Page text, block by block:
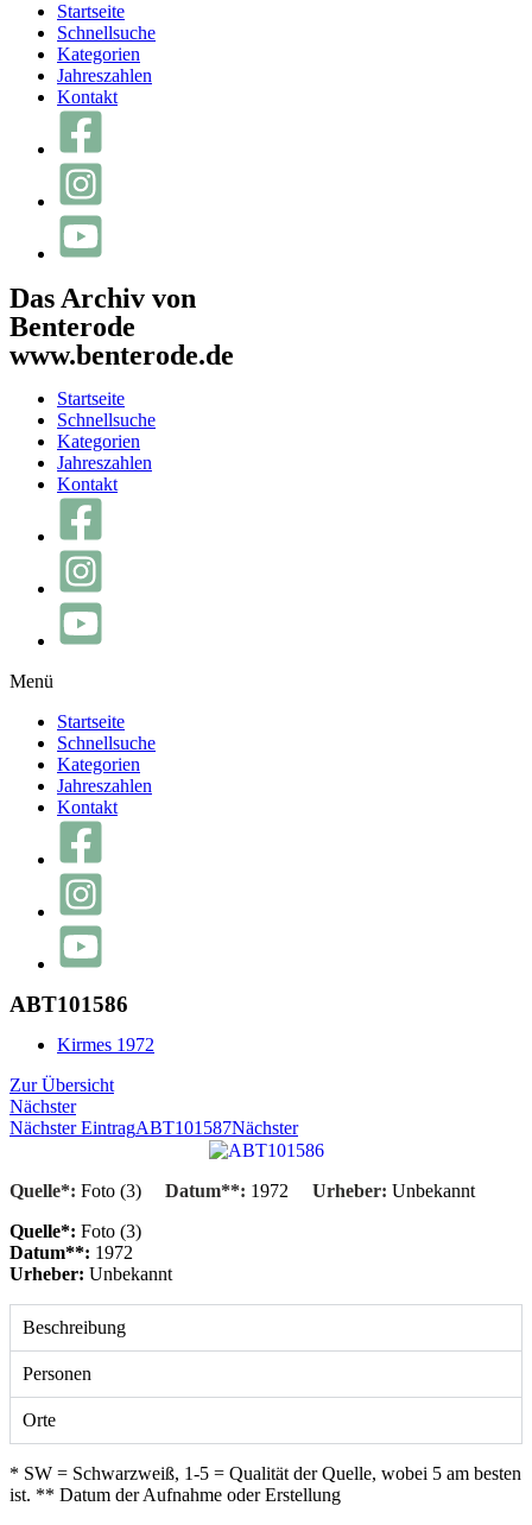
Startseite
Schnellsuche
Kategorien
Jahreszahlen
Kontakt
Das Archiv von
Benterode
www.benterode.de
Startseite
Schnellsuche
Kategorien
Jahreszahlen
Kontakt
Menü
Startseite
Schnellsuche
Kategorien
Jahreszahlen
Kontakt
ABT101586
Kirmes 1972
Zur Übersicht
Nächster
Nächster EintragABT101587Nächster
Quelle*: Foto (3) Datum**: 1972 Urheber: Unbekannt
Quelle*: Foto (3)
Datum**: 1972
Urheber: Unbekannt
Beschreibung
Personen
Orte
* SW = Schwarzweiß, 1-5 = Qualität der Quelle, wobei 5 am besten
ist. ** Datum der Aufnahme oder Erstellung